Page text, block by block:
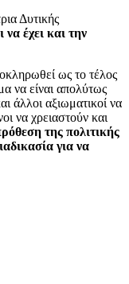
Δυτικής
να έχει και την
ως το τέλος
να είναι απολύτως
άλλοι αξιωματικοί να
να χρειαστούν και
της πολιτικής
για να